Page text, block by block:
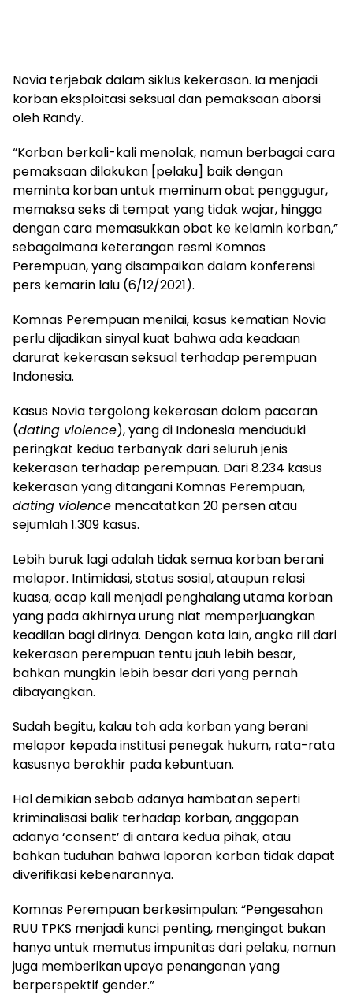
Novia terjebak dalam siklus kekerasan. Ia menjadi
korban eksploitasi seksual dan pemaksaan aborsi
oleh Randy.
“Korban berkali-kali menolak, namun berbagai cara
pemaksaan dilakukan [pelaku] baik dengan
meminta korban untuk meminum obat penggugur,
memaksa seks di tempat yang tidak wajar, hingga
dengan cara memasukkan obat ke kelamin korban,”
sebagaimana keterangan resmi Komnas
Perempuan, yang disampaikan dalam konferensi
pers kemarin lalu (6/12/2021).
Komnas Perempuan menilai, kasus kematian Novia
perlu dijadikan sinyal kuat bahwa ada keadaan
darurat kekerasan seksual terhadap perempuan
Indonesia.
Kasus Novia tergolong kekerasan dalam pacaran
(dating violence), yang di Indonesia menduduki
peringkat kedua terbanyak dari seluruh jenis
kekerasan terhadap perempuan. Dari 8.234 kasus
kekerasan yang ditangani Komnas Perempuan,
dating violence mencatatkan 20 persen atau
sejumlah 1.309 kasus.
Lebih buruk lagi adalah tidak semua korban berani
melapor. Intimidasi, status sosial, ataupun relasi
kuasa, acap kali menjadi penghalang utama korban
yang pada akhirnya urung niat memperjuangkan
keadilan bagi dirinya. Dengan kata lain, angka riil dari
kekerasan perempuan tentu jauh lebih besar,
bahkan mungkin lebih besar dari yang pernah
dibayangkan.
Sudah begitu, kalau toh ada korban yang berani
melapor kepada institusi penegak hukum, rata-rata
kasusnya berakhir pada kebuntuan.
Hal demikian sebab adanya hambatan seperti
kriminalisasi balik terhadap korban, anggapan
adanya ‘consent’ di antara kedua pihak, atau
bahkan tuduhan bahwa laporan korban tidak dapat
diverifikasi kebenarannya.
Komnas Perempuan berkesimpulan: “Pengesahan
RUU TPKS menjadi kunci penting, mengingat bukan
hanya untuk memutus impunitas dari pelaku, namun
juga memberikan upaya penanganan yang
berperspektif gender.”